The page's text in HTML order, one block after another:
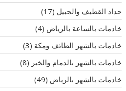
حداد القطيف والجبيل (17)
خادمات بالساعة بالرياض (4)
خادمات بالشهر الطائف ومكة (3)
خادمات بالشهر بالدمام والخبر (8)
خادمات بالشهر بالرياض (49)